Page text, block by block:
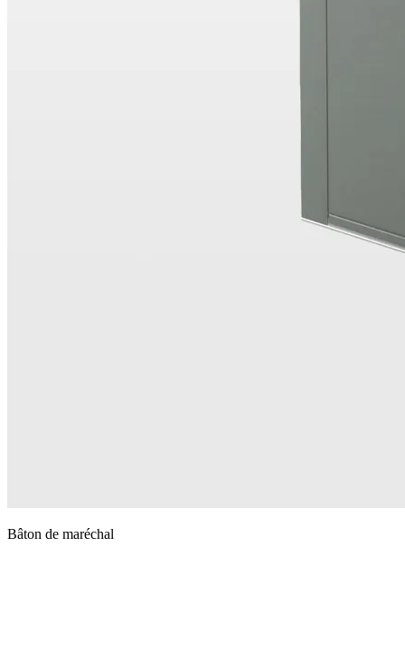
Bâton de maréchal